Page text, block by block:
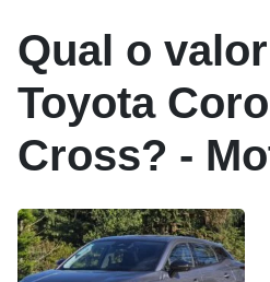
Qual o
Toyota
Cross? -